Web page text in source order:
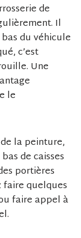
de
Il
du véhicule
c’est
Une
le
la peinture,
de caisses
portières
faire quelques
faire appel à